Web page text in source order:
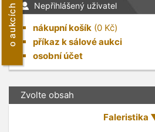
o aukcích Nepřihlášený uživatel
nákupní košík (0 Kč)
příkaz k sálové aukci
osobní účet
Zvolte obsah
Faleristika